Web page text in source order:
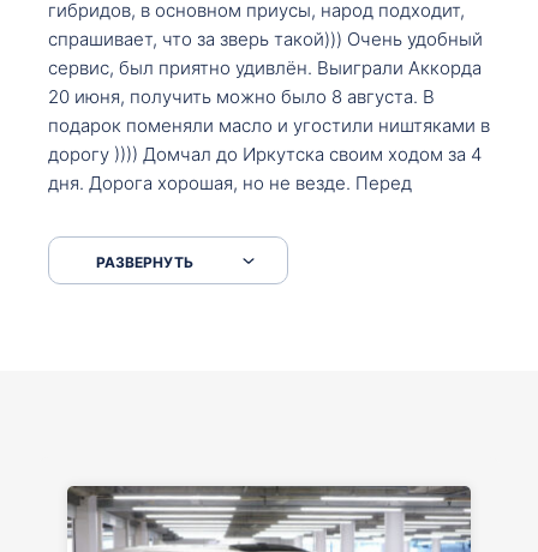
гибридов, в основном приусы, народ подходит,
спрашивает, что за зверь такой))) Очень удобный
сервис, был приятно удивлён. Выиграли Аккорда
20 июня, получить можно было 8 августа. В
подарок поменяли масло и угостили ништяками в
дорогу )))) Домчал до Иркутска своим ходом за 4
дня. Дорога хорошая, но не везде. Перед
серпантинах по пути следования.
РАЗВЕРНУТЬ